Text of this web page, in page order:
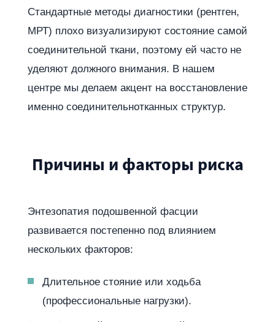
Стандартные методы диагностики (рентген,
МРТ) плохо визуализируют состояние самой
соединительной ткани, поэтому ей часто не
уделяют должного внимания. В нашем
центре мы делаем акцент на восстановление
именно соединительнотканных структур.
Причины и факторы риска
Энтезопатия подошвенной фасции
развивается постепенно под влиянием
нескольких факторов:
Длительное стояние или ходьба
(профессиональные нагрузки).